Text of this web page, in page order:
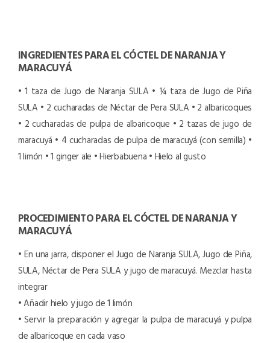
INGREDIENTES PARA EL CÓCTEL DE NARANJA Y
MARACUYÁ
• 1 taza de Jugo de Naranja SULA • ¼ taza de Jugo de Piña
SULA • 2 cucharadas de Néctar de Pera SULA • 2 albaricoques
• 2 cucharadas de pulpa de albaricoque • 2 tazas de jugo de
maracuyá • 4 cucharadas de pulpa de maracuyá (con semilla) •
1 limón • 1 ginger ale • Hierbabuena • Hielo al gusto
PROCEDIMIENTO PARA EL CÓCTEL DE NARANJA Y
MARACUYÁ
• En una jarra, disponer el Jugo de Naranja SULA, Jugo de Piña,
SULA, Néctar de Pera SULA y jugo de maracuyá. Mezclar hasta
integrar
• Añadir hielo y jugo de 1 limón
• Servir la preparación y agregar la pulpa de maracuyá y pulpa
de albaricoque en cada vaso